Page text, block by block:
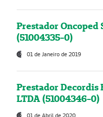
Prestador Oncoped
(51004335-0)
01 de Janeiro de 2019
Prestador Decordis
LTDA (51004346-0)
01 de Abril de 2020